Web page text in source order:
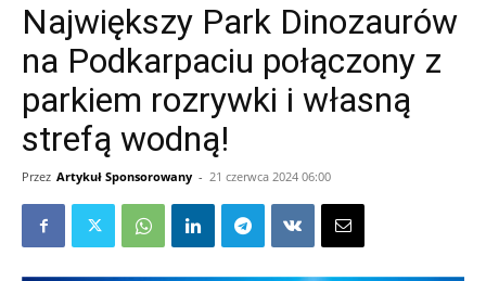
Największy Park Dinozaurów
na Podkarpaciu połączony z
parkiem rozrywki i własną
strefą wodną!
Przez Artykuł Sponsorowany - 21 czerwca 2024 06:00